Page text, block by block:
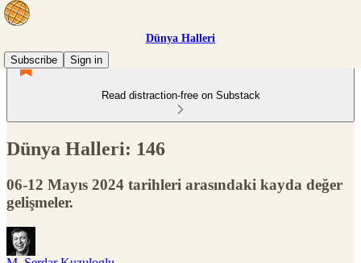
Dünya Halleri
Subscribe
Sign in
Read distraction-free on Substack
Dünya Halleri: 146
06-12 Mayıs 2024 tarihleri arasındaki kayda değer
gelişmeler.